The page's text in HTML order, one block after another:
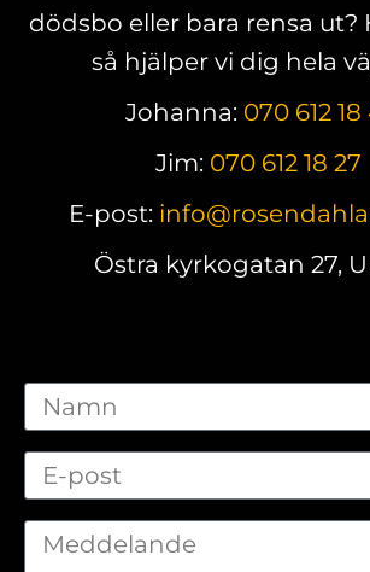
dödsbo eller bara rensa ut?
så hjälper vi dig hela
Johanna: 070 612 18
Jim: 070 612 18 27
E-post:
Östra kyrkogatan 27,